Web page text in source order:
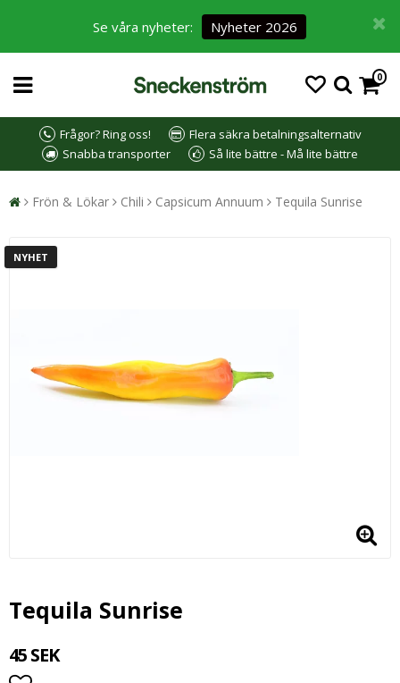
Se våra nyheter: Nyheter 2026
0
Frågor? Ring oss!
Flera säkra betalningsalternativ
Snabba transporter
Så lite bättre - Må lite bättre
Frön & Lökar Chili Capsicum Annuum Tequila Sunrise
NYHET
Tequila Sunrise
45 SEK